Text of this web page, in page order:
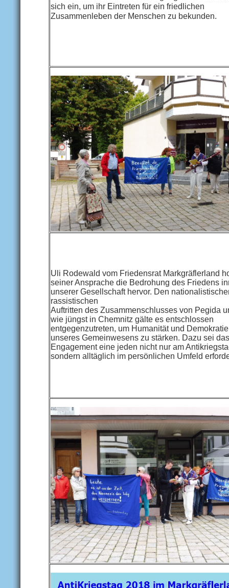
sich ein, um ihr Eintreten für ein friedlichen
Zusammenleben der Menschen zu bekunden.
Uli Rodewald vom Friedensrat Markgräflerland
seiner Ansprache die Bedrohung des Friedens
unserer Gesellschaft hervor. Den
rassistischen
Auftritten des Zusammenschlusses von Pegida
wie jüngst in Chemnitz gälte es entschlossen
entgegenzutreten, um Humanität und Demokratie
unseres Gemeinwesens zu stärken. Dazu sei das
Engagement eine jeden nicht nur am
sondern alltäglich im persönlichen Umfeld